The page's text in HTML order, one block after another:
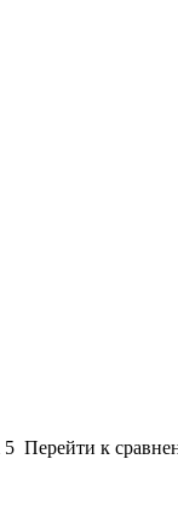
5 Перейти к